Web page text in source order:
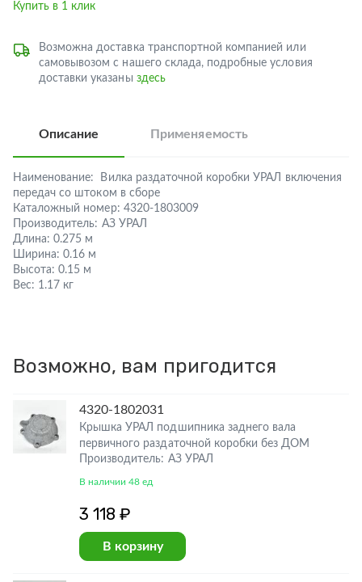
Купить в 1 клик
Возможна доставка транспортной компанией или
самовывозом с нашего склада, подробные условия
доставки указаны здесь
Описание Применяемость
Наименование:
Вилка раздаточной коробки УРАЛ включения
передач со штоком в сборе
Каталожный номер: 4320-1803009
Производитель: АЗ УРАЛ
Длина: 0.275 м
Ширина: 0.16 м
Высота: 0.15 м
Вес: 1.17 кг
Возможно, вам пригодится
4320-1802031
Крышка УРАЛ подшипника заднего вала
первичного раздаточной коробки без ДОМ
Производитель: АЗ УРАЛ
В наличии 48 ед
3 118 ₽
В корзину